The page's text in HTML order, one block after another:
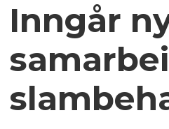
Inngår